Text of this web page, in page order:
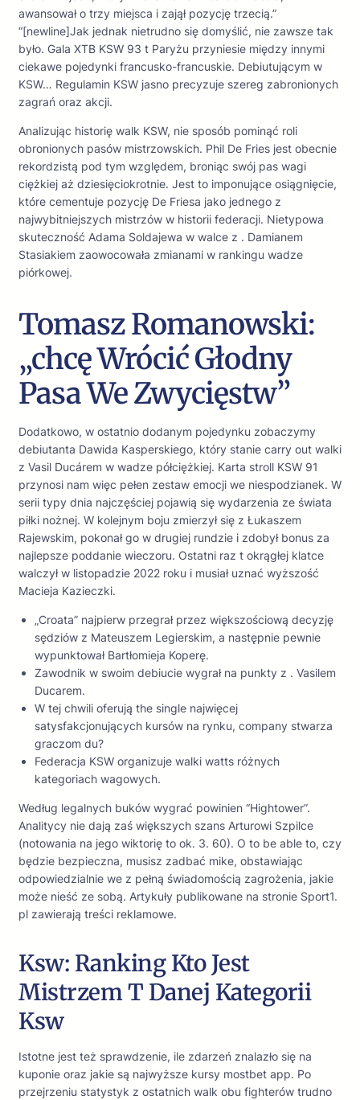
awansował o trzy miejsca i zajął pozycję trzecią.”
“[newline]Jak jednak nietrudno się domyślić, nie zawsze tak
było. Gala XTB KSW 93 t Paryżu przyniesie między innymi
ciekawe pojedynki francusko-francuskie. Debiutującym w
KSW… Regulamin KSW jasno precyzuje szereg zabronionych
zagrań oraz akcji.
Analizując historię walk KSW, nie sposób pominąć roli
obronionych pasów mistrzowskich. Phil De Fries jest obecnie
rekordzistą pod tym względem, broniąc swój pas wagi
ciężkiej aż dziesięciokrotnie. Jest to imponujące osiągnięcie,
które cementuje pozycję De Friesa jako jednego z
najwybitniejszych mistrzów w historii federacji. Nietypowa
skuteczność Adama Soldajewa w walce z . Damianem
Stasiakiem zaowocowała zmianami w rankingu wadze
piórkowej.
Tomasz Romanowski:
„chcę Wrócić Głodny
Pasa We Zwycięstw”
Dodatkowo, w ostatnio dodanym pojedynku zobaczymy
debiutanta Dawida Kasperskiego, który stanie carry out walki
z Vasil Ducárem w wadze półciężkiej. Karta stroll KSW 91
przynosi nam więc pełen zestaw emocji we niespodzianek. W
serii typy dnia najczęściej pojawią się wydarzenia ze świata
piłki nożnej. W kolejnym boju zmierzył się z Łukaszem
Rajewskim, pokonał go w drugiej rundzie i zdobył bonus za
najlepsze poddanie wieczoru. Ostatni raz t okrągłej klatce
walczył w listopadzie 2022 roku i musiał uznać wyższość
Macieja Kazieczki.
„Croata” najpierw przegrał przez większościową decyzję
sędziów z Mateuszem Legierskim, a następnie pewnie
wypunktował Bartłomieja Koperę.
Zawodnik w swoim debiucie wygrał na punkty z . Vasilem
Ducarem.
W tej chwili oferują the single najwięcej
satysfakcjonujących kursów na rynku, company stwarza
graczom du?
Federacja KSW organizuje walki watts różnych
kategoriach wagowych.
Według legalnych buków wygrać powinien “Hightower”.
Analitycy nie dają zaś większych szans Arturowi Szpilce
(notowania na jego wiktorię to ok. 3. 60). O to be able to, czy
będzie bezpieczna, musisz zadbać mike, obstawiając
odpowiedzialnie we z pełną świadomością zagrożenia, jakie
może nieść ze sobą. Artykuły publikowane na stronie Sport1.
pl zawierają treści reklamowe.
Ksw: Ranking Kto Jest
Mistrzem T Danej Kategorii
Ksw
Istotne jest też sprawdzenie, ile zdarzeń znalazło się na
kuponie oraz jakie są najwyższe kursy mostbet app. Po
przejrzeniu statystyk z ostatnich walk obu fighterów trudno